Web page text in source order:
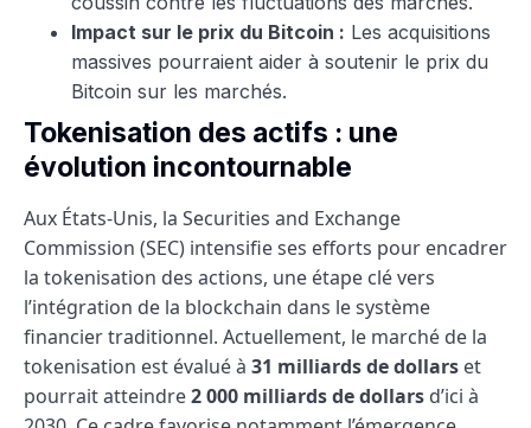
Impact sur le prix du Bitcoin : Les acquisitions
massives pourraient aider à soutenir le prix du
Bitcoin sur les marchés.
Tokenisation des actifs : une
évolution incontournable
Aux États-Unis, la Securities and Exchange
Commission (SEC) intensifie ses efforts pour encadrer
la tokenisation des actions, une étape clé vers
l’intégration de la blockchain dans le système
financier traditionnel. Actuellement, le marché de la
tokenisation est évalué à 31 milliards de dollars et
pourrait atteindre2 000 milliards de dollars d’ici à